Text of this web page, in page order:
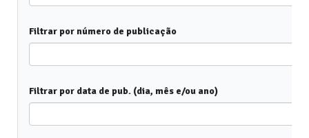
Filtrar por número de publicação
Filtrar por data de pub. (dia, mês e/ou ano)